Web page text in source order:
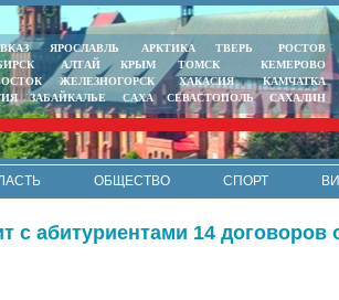
ЯРОСЛАВЛЬ АРКТИКА ТВЕРЬ
РОСТОВ
АЛТАЙ КРЫМ ТОМСК
КЕМЕРОВО
ЖЕЛЕЗНОГОРСК ХАКАСИЯ
КАМЧАТКА
ЗАБАЙКАЛЬЕ САХА СЕВАСТОПОЛЬ САХАЛИН
ОБЩЕСТВО СПОРТ
с абитуриентами 14 договоров